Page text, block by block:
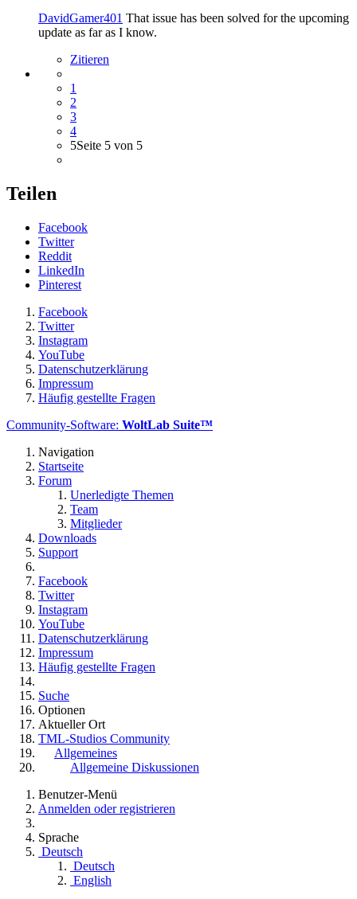
DavidGamer401 That issue has been solved for the upcoming
update as far as I know.
Zitieren
1
2
3
4
5Seite 5 von 5
Teilen
Facebook
Twitter
Reddit
LinkedIn
Pinterest
Facebook
Twitter
Instagram
YouTube
Datenschutzerklärung
Impressum
Häufig gestellte Fragen
Community-Software: WoltLab Suite™
Navigation
Startseite
Forum
Unerledigte Themen
Team
Mitglieder
Downloads
Support
Facebook
Twitter
Instagram
YouTube
Datenschutzerklärung
Impressum
Häufig gestellte Fragen
Suche
Optionen
Aktueller Ort
TML-Studios Community
Allgemeines
Allgemeine Diskussionen
Benutzer-Menü
Anmelden oder registrieren
Sprache
Deutsch
Deutsch
English